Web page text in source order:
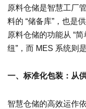
客户案例
资讯动态
原料仓储是智慧工厂
料的 “储备库”，也是
原料仓储的功能从 “
纽”，而 MES 系统则
一、标准化包装：从
智慧仓储的高效运作